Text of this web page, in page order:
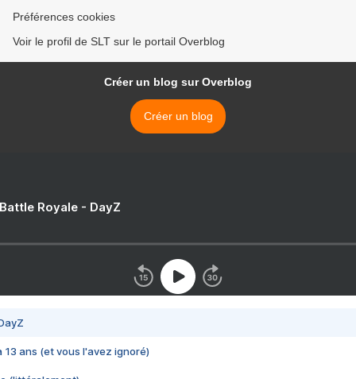
Préférences cookies
Voir le profil de SLT sur le portail Overblog
Créer un blog sur Overblog
Créer un blog
Royale - DayZ
13 ans (et vous l'avez ignoré)